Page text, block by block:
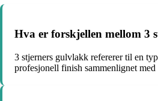
Hva er forskjellen mellom 3
3 stjerners gulvlakk refererer til en
profesjonell finish sammenlignet